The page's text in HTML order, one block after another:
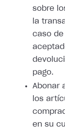
sobre
la
caso de
pago.
Abonar
los
en su